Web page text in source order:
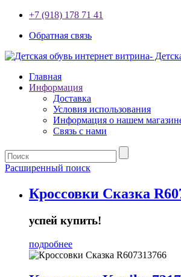
+7 (918) 178 71 41
Обратная связь
Главная
Информация
Доставка
Условия использования
Информация о нашем
Связь с нами
Расширенный поиск
Кроссовки Сказка
успей купить!
подробнее